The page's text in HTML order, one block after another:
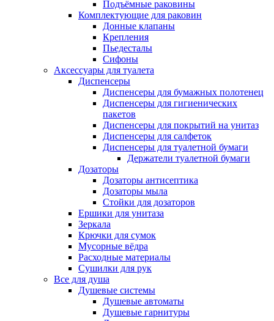
Подъёмные раковины
Комплектующие для раковин
Донные клапаны
Крепления
Пьедесталы
Сифоны
Аксессуары для туалета
Диспенсеры
Диспенсеры для бумажных полотенец
Диспенсеры для гигиенических
пакетов
Диспенсеры для покрытий на унитаз
Диспенсеры для салфеток
Диспенсеры для туалетной бумаги
Держатели туалетной бумаги
Дозаторы
Дозаторы антисептика
Дозаторы мыла
Стойки для дозаторов
Ершики для унитаза
Зеркала
Крючки для сумок
Мусорные вёдра
Расходные материалы
Сушилки для рук
Все для душа
Душевые системы
Душевые автоматы
Душевые гарнитуры